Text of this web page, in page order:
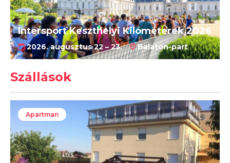
Intersport Keszthelyi Kilóméterek 2026
2026. augusztus 22 – 23. Balaton-part
Szállások
Apartman